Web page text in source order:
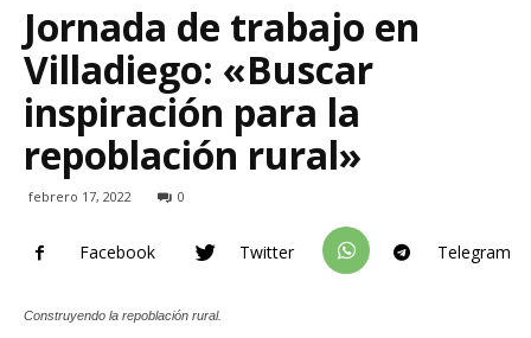
Jornada de trabajo en
Villadiego: «Buscar
inspiración para la
repoblación rural»
febrero 17, 2022 0
Facebook Twitter Telegram
Construyendo la repoblación rural.